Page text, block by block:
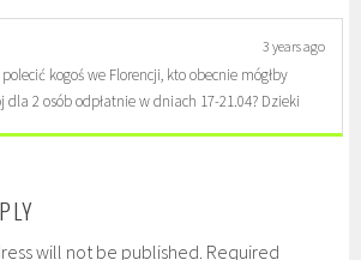
3 years ago
kogoś we Florencji, kto obecnie mógłby
dla 2 osób odpłatnie w dniach 17-21.04? Dzieki
will not be published. Required